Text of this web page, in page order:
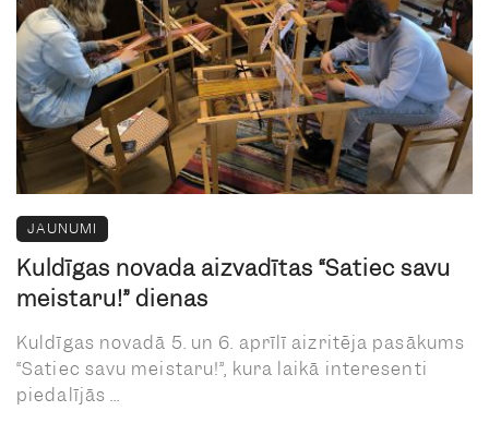
JAUNUMI
Kuldīgas novadā aizvadītas “Satiec savu
meistaru!” dienas
Kuldīgas novadā 5. un 6. aprīlī aizritēja pasākums
“Satiec savu meistaru!”, kura laikā interesenti
piedalījās ...